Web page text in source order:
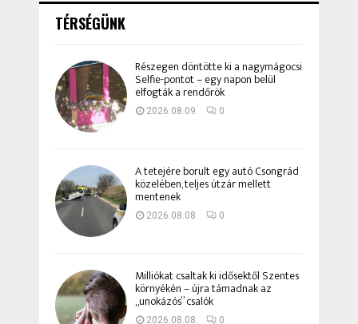
TÉRSÉGÜNK
Részegen döntötte ki a nagymágocsi
Selfie-pontot – egy napon belül
elfogták a rendőrök
2026.08.09. 0
A tetejére borult egy autó Csongrád
közelében, teljes útzár mellett
mentenek
2026.08.08. 0
Milliókat csaltak ki idősektől Szentes
környékén – újra támadnak az
„unokázós” csalók
2026.08.08. 0